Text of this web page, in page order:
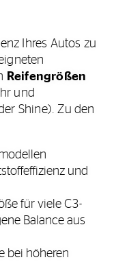
Ihres Autos zu
Reifengrößen
und
Shine). Zu den
und
für viele C3-
Balance aus
bei höheren